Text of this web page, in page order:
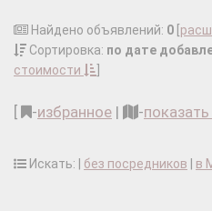
Найдено объявлений: 0
Сортировка: по дате
стоимости
-избранное | -
Искать: | без посредников в